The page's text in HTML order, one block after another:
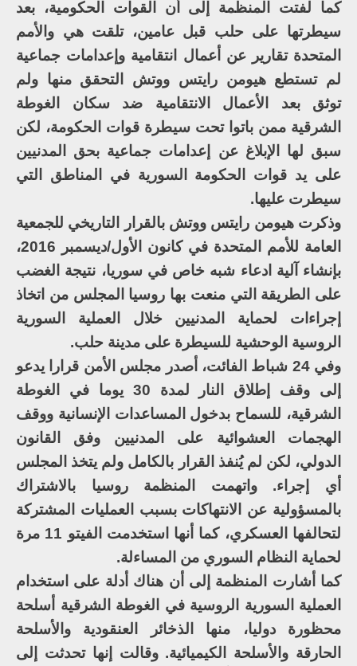
كما لفتت المنظمة إلى أن القوات الحكومية، بعد
سيطرتها على حلب قبل عامين، تلقت هي والأمم
المتحدة تقارير عن أعمال انتقامية وإعدامات جماعية
لم تستطع هيومن رايتس ووتش التحقق منها ولم
توثق بعد الأعمال الانتقامية ضد سكان الغوطة
الشرقية ممن باتوا تحت سيطرة قوات الحكومة، لكن
سبق لها الإبلاغ عن إعدامات جماعية بحق المدنيين
على يد قوات الحكومة السورية في المناطق التي
سيطرت عليها.
وذكرت هيومن رايتس ووتش بالقرار التاريخي للجمعية
العامة للأمم المتحدة في كانون الأول/ديسمبر 2016،
بإنشاء آلية ادعاء شبه خاص في سوريا، نتيجة الغضب
على الطريقة التي منعت بها روسيا المجلس من اتخاذ
إجراءات لحماية المدنيين خلال العملية السورية
الروسية الوحشية للسيطرة على مدينة حلب.
وفي 24 شباط الفائت، أصدر مجلس الأمن قرارا يدعو
إلى وقف إطلاق النار لمدة 30 يوما في الغوطة
الشرقية، للسماح بدخول المساعدات الإنسانية ووقف
الهجمات العشوائية على المدنيين وفق القانون
الدولي، لكن لم يُنفذ القرار بالكامل ولم يتخذ المجلس
أي إجراء. واتهمت المنظمة روسيا بالاشتراك
بالمسؤولية عن الانتهاكات بسبب العمليات المشتركة
لتحالفها العسكري، كما أنها استخدمت الفيتو 11 مرة
لحماية النظام السوري من المساءلة.
كما أشارت المنظمة إلى أن هناك أدلة على استخدام
العملية السورية الروسية في الغوطة الشرقية أسلحة
محظورة دوليا، منها الذخائر العنقودية والأسلحة
الحارقة والأسلحة الكيميائية. وقالت إنها تحدثت إلى